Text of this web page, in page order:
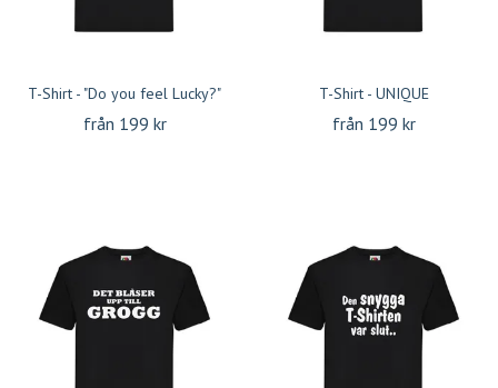
T-Shirt - "Do you feel Lucky?"
från 199 kr
T-Shirt - UNIQUE
från 199 kr